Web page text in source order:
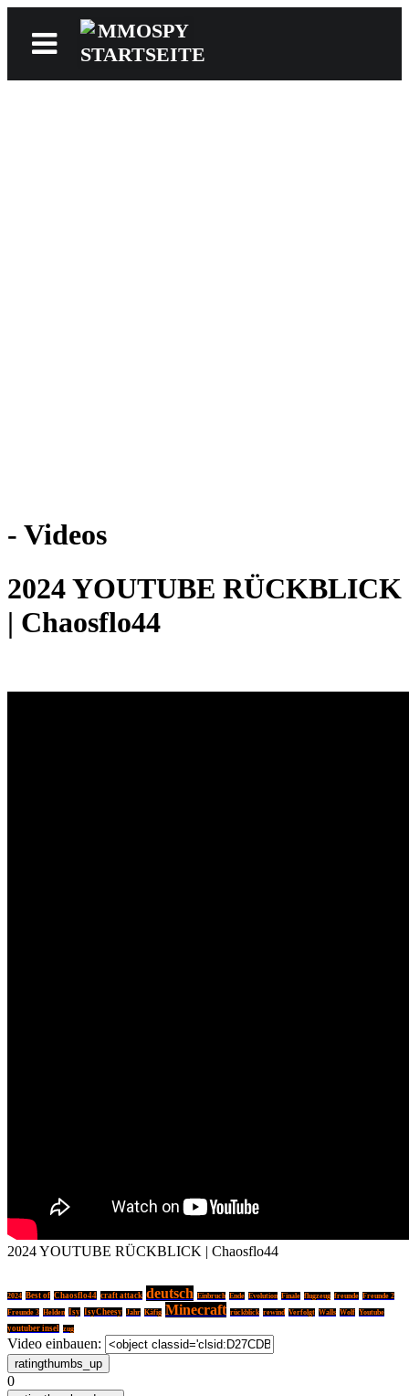
- Videos
2024 YOUTUBE RÜCKBLICK
| Chaosflo44
2024 YOUTUBE RÜCKBLICK | Chaosflo44
2024 Best of Chaosflo44 craft attack deutsch Einbruch Ende Evolution Finale flugzeug freunde Freunde 2
Freunde 3 Helden Isy IsyCheesy Jahr Käfig Minecraft rückblick rewind Verfolgt Walls Wolf Youtube
youtuber insel zug
Video einbauen:
0